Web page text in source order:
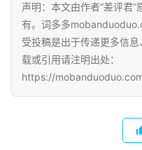
声明：本文由作者“差评君
有。词多多
受投稿是出于传递更多信
载或引用请注明出处：
https://